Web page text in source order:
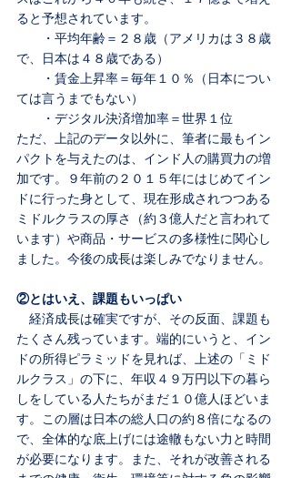
ると予想されています。
・平均年齢＝２８歳（アメリカは３８歳
で、日本は４８歳である）
・賃金上昇率＝毎年１０％（日本につい
ては言うまでもない）
・デジタル決済増加率＝世界１位
ただ、上記のデータ以外に、筆者に最もイン
パクトを与えたのは、インド人の購買力の増
加です。９年前の２０１５年にはじめてイン
ドに行った身として、現在形成されつつある
ミドルクラスの厚さ（約３億人だと言われて
います）や商品・サービスの多様性に関心し
ました。今後の成長は楽しみでなりません。
②とはいえ、課題もいっぱい
経済成長は確実ですが、その反面、課題も
たくさん残っています。端的にいうと、イン
ドの所得ピラミッドを見れば、上述の「ミド
ルクラス」の下に、年収４９万円以下の暮ら
しをしている人たちがまだ１０億人ほどいま
す。この層は日本の総人口の約８倍になるの
で、全体的な底上げには途轍もない力と時間
が必要になります。また、それが改善される